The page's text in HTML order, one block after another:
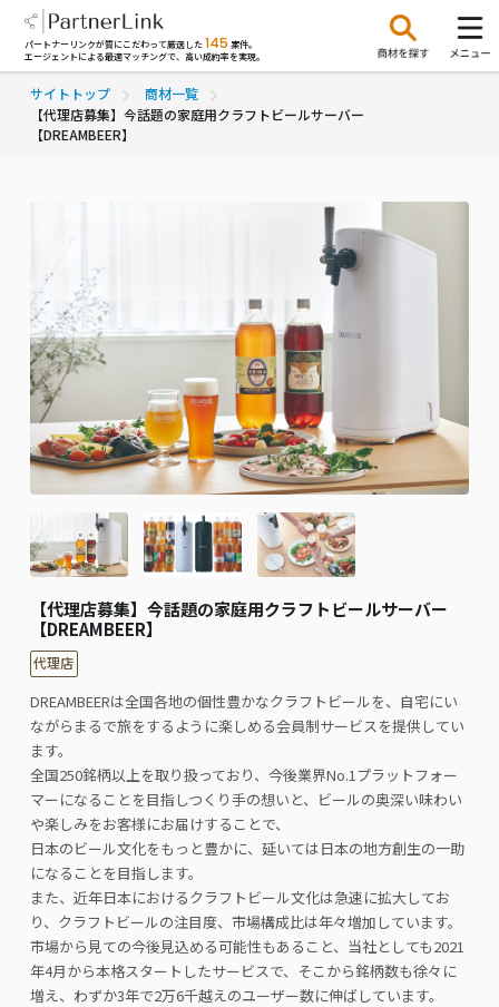
パートナーリンクが質にこだわって厳選した 145 案件。
エージェントによる最適マッチングで、高い成約率を実現。
サイトトップ
商材一覧
【代理店募集】今話題の家庭用クラフトビールサーバー
【DREAMBEER】
【代理店募集】今話題の家庭用クラフトビールサーバー
【DREAMBEER】
代理店
DREAMBEERは全国各地の個性豊かなクラフトビールを、自宅にい
ながらまるで旅をするように楽しめる会員制サービスを提供してい
ます。
全国250銘柄以上を取り扱っており、今後業界No.1プラットフォー
マーになることを目指しつくり手の想いと、ビールの奥深い味わい
や楽しみをお客様にお届けすることで、
日本のビール文化をもっと豊かに、延いては日本の地方創生の一助
になることを目指します。
また、近年日本におけるクラフトビール文化は急速に拡大してお
り、クラフトビールの注目度、市場構成比は年々増加しています。
市場から見ての今後見込める可能性もあること、当社としても2021
年4月から本格スタートしたサービスで、そこから銘柄数も徐々に
増え、わずか3年で2万6千越えのユーザー数に伸ばしています。